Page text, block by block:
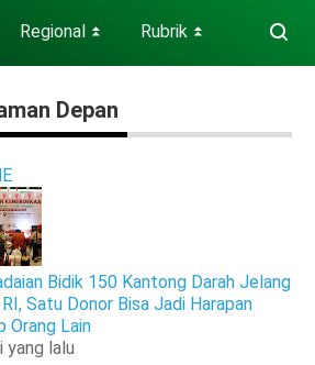
Regional ⏬ Rubrik ⏬
Depan
Bidik 150 Kantong Darah Jelang
Satu Donor Bisa Jadi Harapan
Orang Lain
yang lalu